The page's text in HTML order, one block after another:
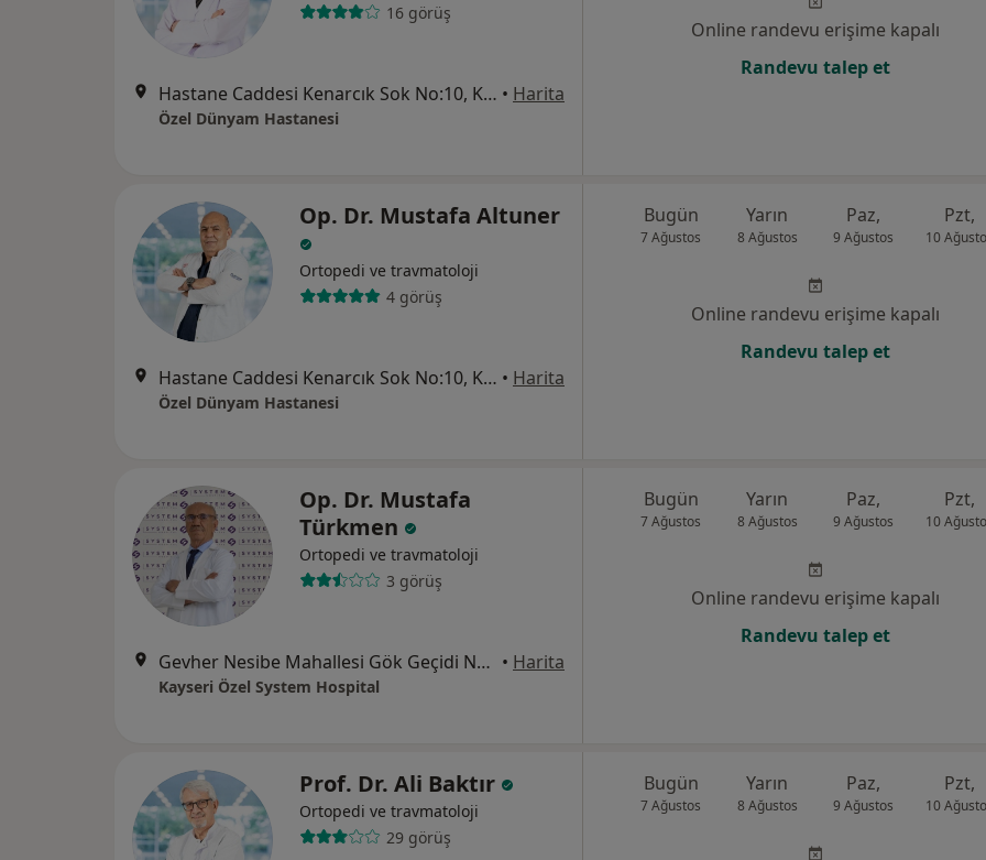
16 görüş
Hastane Caddesi Kenarcık Sok No:10, Kocasinan • Harita
Özel Dünyam Hastanesi
Online randevu erişime kapalı
Randevu talep et
Op. Dr. Mustafa Altuner
Ortopedi ve travmatoloji
4 görüş
Hastane Caddesi Kenarcık Sok No:10, Kocasinan • Harita
Özel Dünyam Hastanesi
Bugün
7 Ağustos
Yarın
8 Ağustos
Paz,
9 Ağustos
Pzt,
10
Online randevu erişime kapalı
Randevu talep et
Op. Dr. Mustafa
Türkmen
Ortopedi ve travmatoloji
3 görüş
Gevher Nesibe Mahallesi Gök Geçidi No:15, Kocasinan • Harita
Kayseri Özel System Hospital
Bugün
7 Ağustos
Yarın
8 Ağustos
Paz,
9 Ağustos
Pzt,
10
Online randevu erişime kapalı
Randevu talep et
Prof. Dr. Ali Baktır
Ortopedi ve travmatoloji
29 görüş
Bugün
7 Ağustos
Yarın
8 Ağustos
Paz,
9 Ağustos
Pzt,
10